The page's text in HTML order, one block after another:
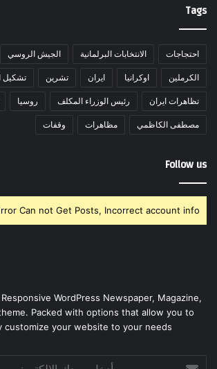
Tags
احتجاجات الانتخابات البرلمانية الجيش الروسي
الكرملين اوكرانيا ايران تشرين تشكيل
تظاهرات ايران رئيس الوزراء المكلف روسيا
مصطفى الكاظمي مظاهرات وقفات
Follow us
Can not Get Posts, Incorrect account info.
WordPress Newspaper, Magazine,
Packed with options that allow you to
customize your website to your needs.